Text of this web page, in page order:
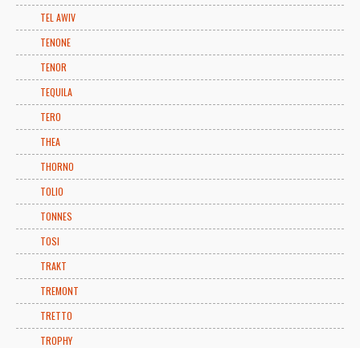
TEL AWIV
TENONE
TENOR
TEQUILA
TERO
THEA
THORNO
TOLIO
TONNES
TOSI
TRAKT
TREMONT
TRETTO
TROPHY